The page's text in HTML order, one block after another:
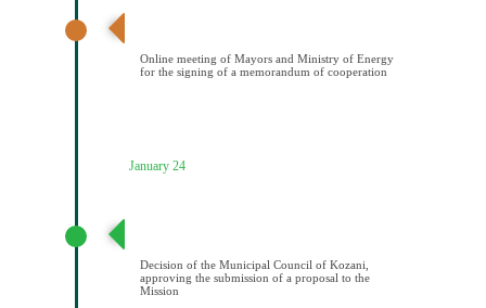
Online meeting of Mayors and Ministry of Energy
for the signing of a memorandum of cooperation
January 24
Decision of the Municipal Council of Kozani,
approving the submission of a proposal to the
Mission